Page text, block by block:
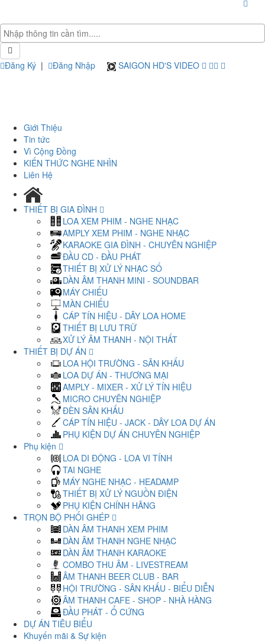
Đăng Ký | Đăng Nhập SAIGON HD'S VIDEO
Giới Thiệu
Tin tức
Vì Cộng Đồng
KIẾN THỨC NGHE NHÌN
Liên Hệ
THIẾT BỊ GIA ĐÌNH
LOA XEM PHIM - NGHE NHẠC
AMPLY XEM PHIM - NGHE NHẠC
KARAOKE GIA ĐÌNH - CHUYÊN NGHIỆP
ĐẦU CD - ĐẦU PHÁT
THIẾT BỊ XỬ LÝ NHẠC SỐ
DÀN ÂM THANH MINI - SOUNDBAR
MÁY CHIẾU
MÀN CHIẾU
CÁP TÍN HIỆU - DÂY LOA HOME
THIẾT BỊ LƯU TRỮ
XỬ LÝ ÂM THANH - NỘI THẤT
THIẾT BỊ DỰ ÁN
LOA HỘI TRƯỜNG - SÂN KHẤU
LOA DỰ ÁN - THƯƠNG MẠI
AMPLY - MIXER - XỬ LÝ TÍN HIỆU
MICRO CHUYÊN NGHIỆP
ĐÈN SÂN KHẤU
CÁP TÍN HIỆU - JACK - DÂY LOA DỰ ÁN
PHỤ KIỆN DỰ ÁN CHUYÊN NGHIỆP
Phụ kiện
LOA DI ĐỘNG - LOA VI TÍNH
TAI NGHE
MÁY NGHE NHẠC - HEADAMP
THIẾT BỊ XỬ LÝ NGUỒN ĐIỆN
PHỤ KIỆN CHÍNH HÃNG
TRỌN BỘ PHỐI GHÉP
DÀN ÂM THANH XEM PHIM
DÀN ÂM THANH NGHE NHẠC
DÀN ÂM THANH KARAOKE
COMBO THU ÂM - LIVESTREAM
ÂM THANH BEER CLUB - BAR
HỘI TRƯỜNG - SÂN KHẤU - BIỂU DIỄN
ÂM THANH CAFE - SHOP - NHÀ HÀNG
ĐẦU PHÁT - Ổ CỨNG
DỰ ÁN TIÊU BIỂU
Khuyến mãi & Sự kiện